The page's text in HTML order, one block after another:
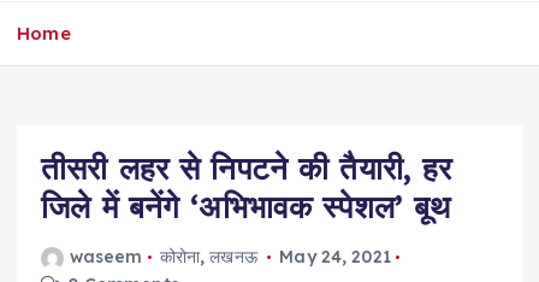
t
Home
तीसरी लहर से निपटने की तैयारी, हर
जिले में बनेंगे ‘अभिभावक स्पेशल’ बूथ
waseem कोरोना,लखनऊ
May 24, 2021